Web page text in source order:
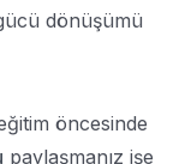
dönüşümü
öncesinde
paylaşmanız işe